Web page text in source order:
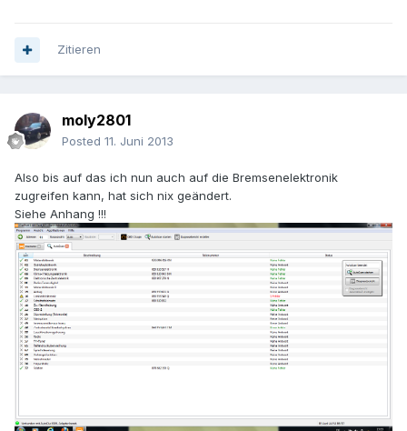
Zitieren
moly2801
Posted 11. Juni 2013
Also bis auf das ich nun auch auf die Bremsenelektronik
zugreifen kann, hat sich nix geändert.
Siehe Anhang !!!